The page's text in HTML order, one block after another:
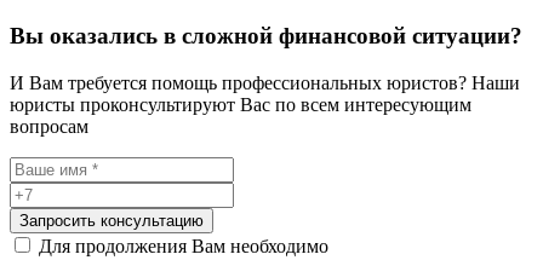
Вы оказались в сложной финансовой ситуации?
И Вам требуется помощь профессиональных юристов? Наши
юристы проконсультируют Вас по всем интересующим
вопросам
Запросить консультацию
Для продолжения Вам необходимо